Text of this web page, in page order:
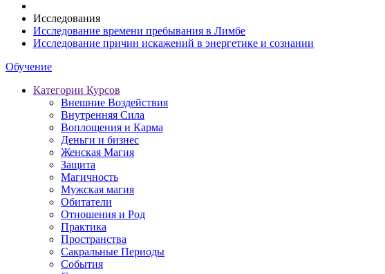
Исследования
Исследование времени пребывания в Лимбе
Исследование причин искажений в энергетике и сознании
Обучение
Категории Курсов
Внешние Воздействия
Внутренняя Сила
Воплощения и Карма
Деньги и бизнес
Женская Магия
Защита
Магичность
Мужская магия
Обитатели
Отношения и Род
Практика
Пространства
Сакральные Периоды
События